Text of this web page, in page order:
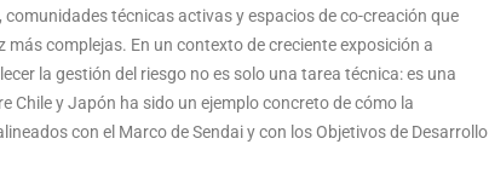
técnicas activas y espacios de co-creación que
complejas. En un contexto de creciente exposición a
la gestión del riesgo no es solo una tarea técnica: es una
Chile y Japón ha sido un ejemplo concreto de cómo la
con el Marco de Sendai y con los Objetivos de Desarrollo